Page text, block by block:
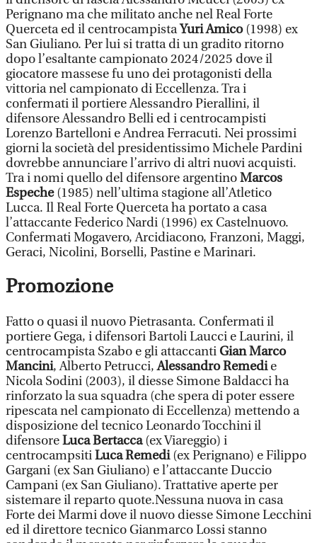
Perignano ma che militato anche nel Real Forte
Querceta ed il centrocampistaYuri Amico(1998) ex
San Giuliano. Per lui si tratta di un gradito ritorno
dopo l’esaltante campionato 2024/2025 dove il
giocatore massese fu uno dei protagonisti della
vittoria nel campionato di Eccellenza. Tra i
confermati il portiere Alessandro Pierallini, il
difensore Alessandro Belli ed i centrocampisti
Lorenzo Bartelloni e Andrea Ferracuti. Nei prossimi
giorni la società del presidentissimo Michele Pardini
dovrebbe annunciare l’arrivo di altri nuovi acquisti.
Tra i nomi quello del difensore argentinoMarcos
Espeche(1985) nell’ultima stagione all’Atletico
Lucca. Il Real Forte Querceta ha portato a casa
l’attaccante Federico Nardi (1996) ex Castelnuovo.
Confermati Mogavero, Arcidiacono, Franzoni, Maggi,
Geraci, Nicolini, Borselli, Pastine e Marinari.
Promozione
Fatto o quasi il nuovo Pietrasanta. Confermati il
portiere Gega, i difensori Bartoli Laucci e Laurini, il
centrocampista Szabo e gli attaccantiGian Marco
Mancini, Alberto Petrucci,Alessandro Remedie
Nicola Sodini (2003), il diesse Simone Baldacci ha
rinforzato la sua squadra (che spera di poter essere
ripescata nel campionato di Eccellenza) mettendo a
disposizione del tecnico Leonardo Tocchini il
difensoreLuca Bertacca(ex Viareggio) i
centrocampsitiLuca Remedi(ex Perignano) e Filippo
Gargani (ex San Giuliano) e l’attaccante Duccio
Campani (ex San Giuliano). Trattative aperte per
sistemare il reparto quote.Nessuna nuova in casa
Forte dei Marmi dove il nuovo diesse Simone Lecchini
ed il direttore tecnico Gianmarco Lossi stanno